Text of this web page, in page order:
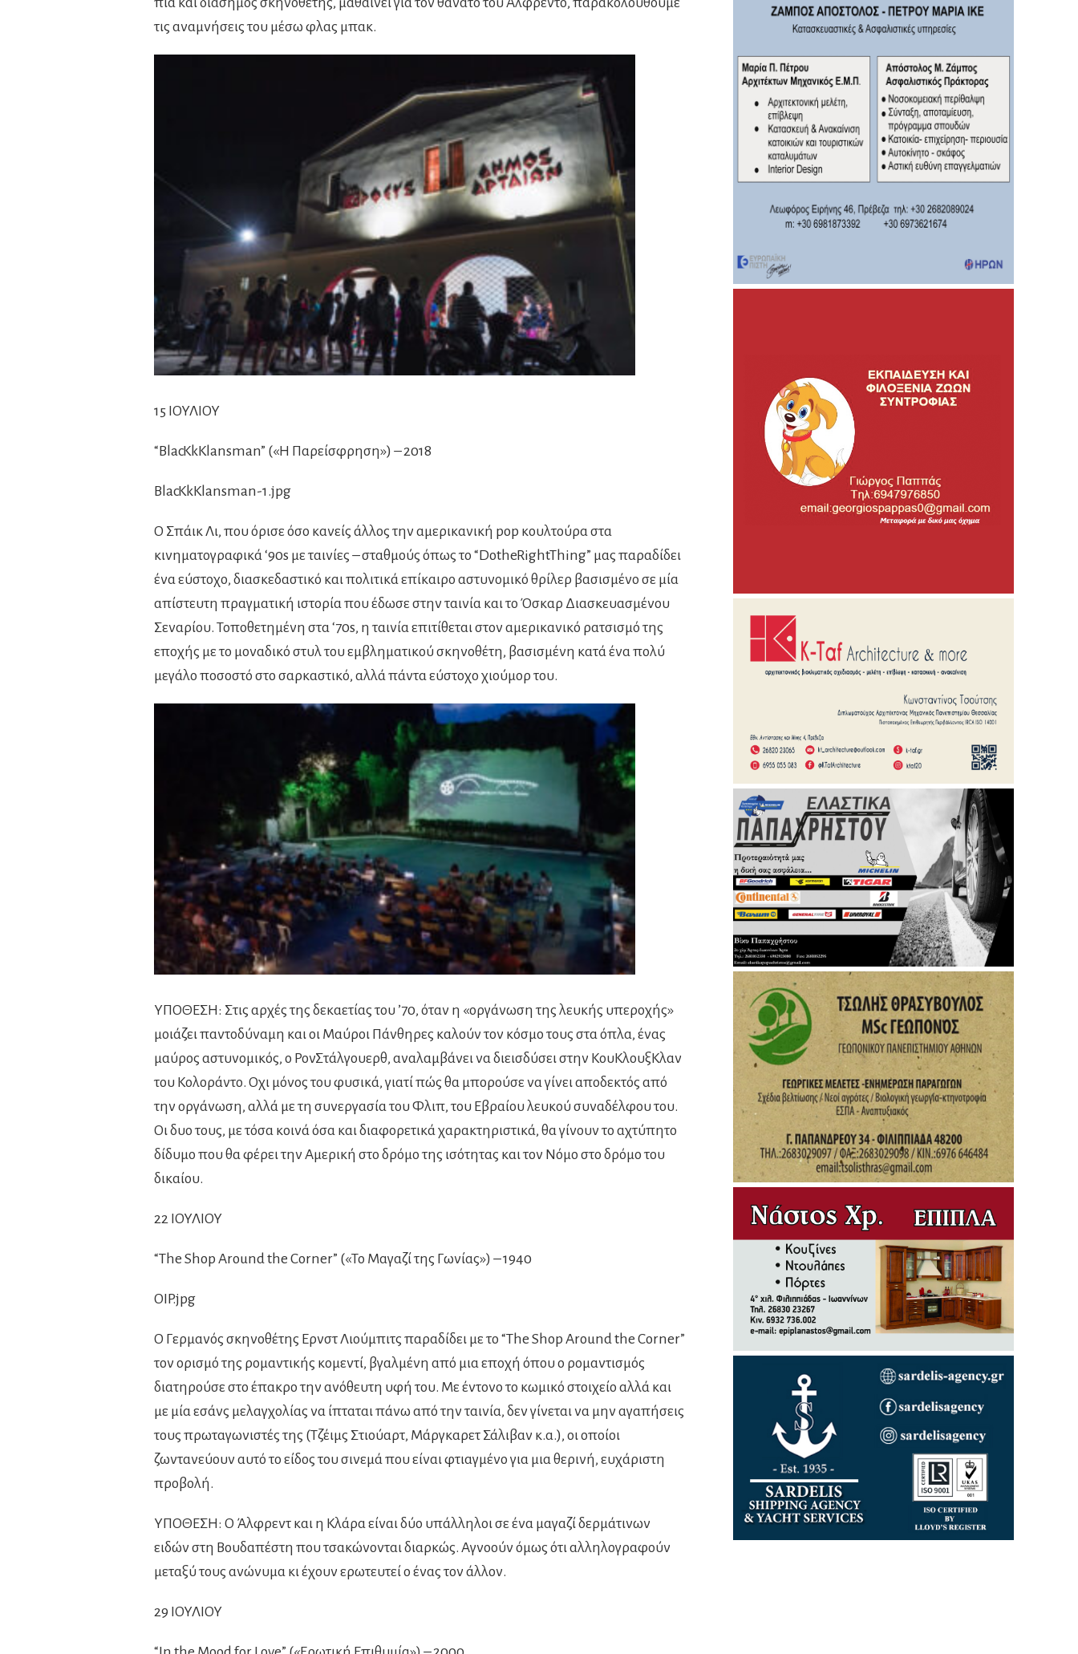
τις αναμνήσεις του μέσω φλας μπακ.
15 ΙΟΥΛΙΟΥ
“BlacKkKlansman” («Η Παρείσφρηση») – 2018
BlacKkKlansman-1.jpg
Ο Σπάικ Λι, που όρισε όσο κανείς άλλος την αμερικανική pop κουλτούρα στα
κινηματογραφικά ‘90s με ταινίες – σταθμούς όπως το “DotheRightThing” μας παραδίδει
ένα εύστοχο, διασκεδαστικό και πολιτικά επίκαιρο αστυνομικό θρίλερ βασισμένο σε μία
απίστευτη πραγματική ιστορία που έδωσε στην ταινία και το Όσκαρ Διασκευασμένου
Σεναρίου. Τοποθετημένη στα ‘70s, η ταινία επιτίθεται στον αμερικανικό ρατσισμό της
εποχής με το μοναδικό στυλ του εμβληματικού σκηνοθέτη, βασισμένη κατά ένα πολύ
μεγάλο ποσοστό στο σαρκαστικό, αλλά πάντα εύστοχο χιούμορ του.
ΥΠΟΘΕΣΗ: Στις αρχές της δεκαετίας του ’70, όταν η «οργάνωση της λευκής υπεροχής»
μοιάζει παντοδύναμη και οι Μαύροι Πάνθηρες καλούν τον κόσμο τους στα όπλα, ένας
μαύρος αστυνομικός, ο ΡονΣτάλγουερθ, αναλαμβάνει να διεισδύσει στην ΚουΚλουξΚλαν
του Κολοράντο. Οχι μόνος του φυσικά, γιατί πώς θα μπορούσε να γίνει αποδεκτός από
την οργάνωση, αλλά με τη συνεργασία του Φλιπ, του Εβραίου λευκού συναδέλφου του.
Οι δυο τους, με τόσα κοινά όσα και διαφορετικά χαρακτηριστικά, θα γίνουν το αχτύπητο
δίδυμο που θα φέρει την Αμερική στο δρόμο της ισότητας και τον Νόμο στο δρόμο του
δικαίου.
22 ΙΟΥΛΙΟΥ
“The Shop Around the Corner” («Το Μαγαζί της Γωνίας») – 1940
OIP.jpg
Ο Γερμανός σκηνοθέτης Ερνστ Λιούμπιτς παραδίδει με το “The Shop Around the Corner”
τον ορισμό της ρομαντικής κομεντί, βγαλμένη από μια εποχή όπου ο ρομαντισμός
διατηρούσε στο έπακρο την ανόθευτη υφή του. Με έντονο το κωμικό στοιχείο αλλά και
με μία εσάνς μελαγχολίας να ίπταται πάνω από την ταινία, δεν γίνεται να μην αγαπήσεις
τους πρωταγωνιστές της (Τζέιμς Στιούαρτ, Μάργκαρετ Σάλιβαν κ.α.), οι οποίοι
ζωντανεύουν αυτό το είδος του σινεμά που είναι φτιαγμένο για μια θερινή, ευχάριστη
προβολή.
ΥΠΟΘΕΣΗ: Ο Άλφρεντ και η Κλάρα είναι δύο υπάλληλοι σε ένα μαγαζί δερμάτινων
ειδών στη Βουδαπέστη που τσακώνονται διαρκώς. Αγνοούν όμως ότι αλληλογραφούν
μεταξύ τους ανώνυμα κι έχουν ερωτευτεί ο ένας τον άλλον.
29 ΙΟΥΛΙΟΥ